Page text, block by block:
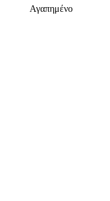
Αγαπημένο